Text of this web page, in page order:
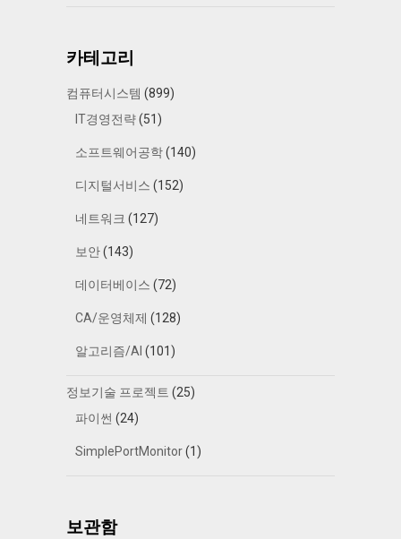
카테고리
컴퓨터시스템 (899)
IT경영전략(51)
소프트웨어공학(140)
디지털서비스 (152)
네트워크 (127)
보안(143)
데이터베이스 (72)
CA/운영체제 (128)
알고리즘/AI (101)
정보기술 프로젝트 (25)
파이썬 (24)
SimplePortMonitor(1)
보관함